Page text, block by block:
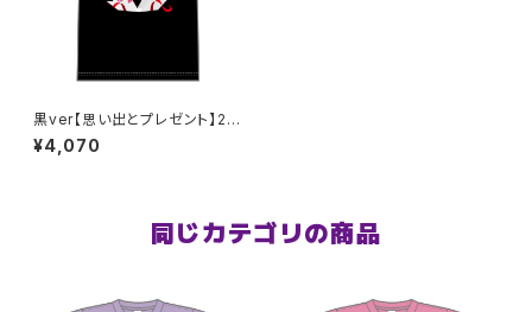
黒ver【思い出とプレゼント】2n
dワンマンTシャツ XXL〜XXXL
サイズ
¥4,070
同じカテゴリの商品